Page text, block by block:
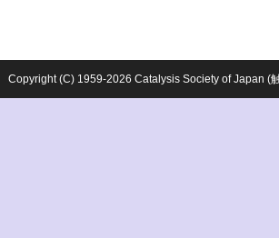
Copyright (C) 1959-2026 Catalysis Society of Japan (